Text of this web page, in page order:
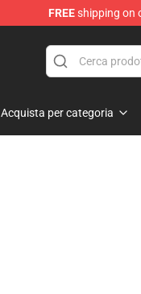
FREEshipping on
Acquista per categoria